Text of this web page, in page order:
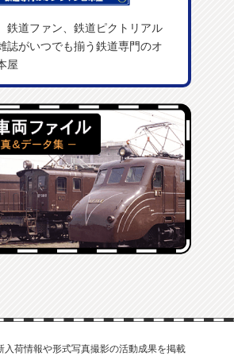
鉄道ファン、鉄道ピクトリアル
誌がいつでも揃う鉄道専門のオ
屋
入荷情報や形式写真撮影の活動成果を掲載